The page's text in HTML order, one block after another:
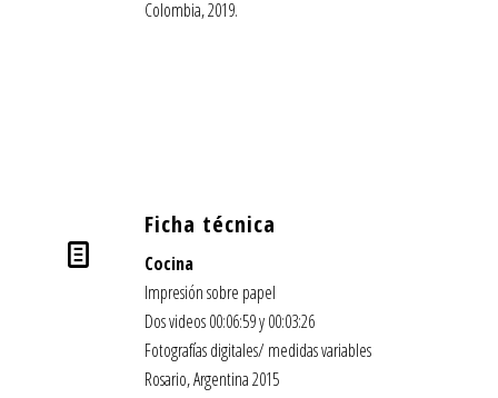
Colombia, 2019.
Ficha técnica
Cocina
Impresión sobre papel
Dos videos 00:06:59 y 00:03:26
Fotografías digitales/ medidas variables
Rosario, Argentina 2015